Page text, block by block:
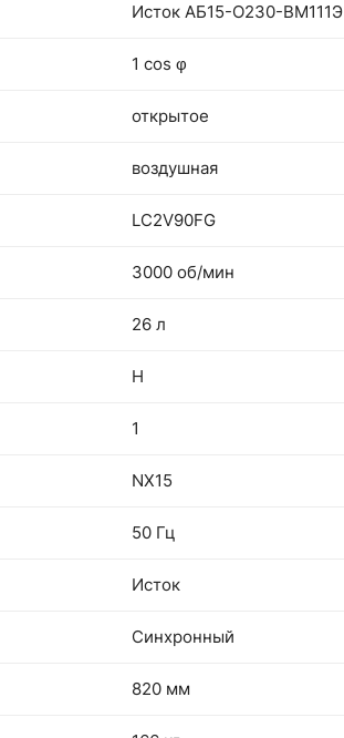
Исток АБ15-О230-ВМ111Э
1 cos φ
открытое
воздушная
LC2V90FG
3000 об/мин
26 л
Н
1
NX15
50 Гц
Исток
Синхронный
820 мм